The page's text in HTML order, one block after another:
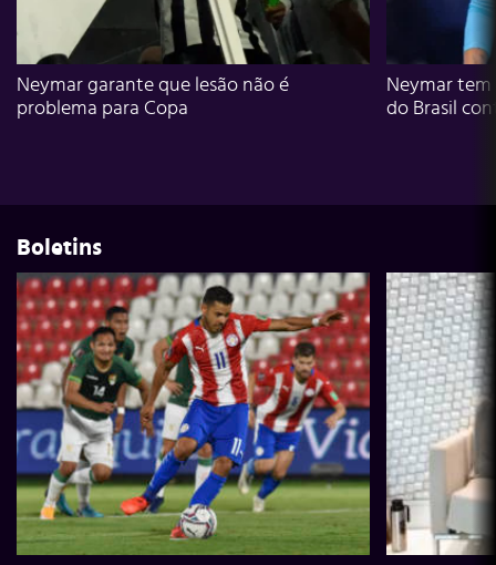
Neymar garante que lesão não é
problema para Copa
Neymar
do Brasil
Boletins